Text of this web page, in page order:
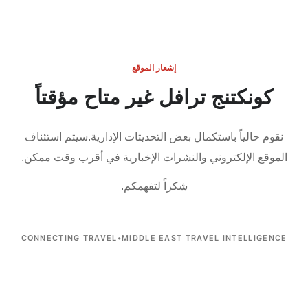
إشعار الموقع
كونكتنج ترافل غير متاح مؤقتاً
نقوم حالياً باستكمال بعض التحديثات الإدارية.سيتم استئناف
الموقع الإلكتروني والنشرات الإخبارية في أقرب وقت ممكن.
شكراً لتفهمكم.
CONNECTING TRAVEL •MIDDLE EAST TRAVEL INTELLIGENCE